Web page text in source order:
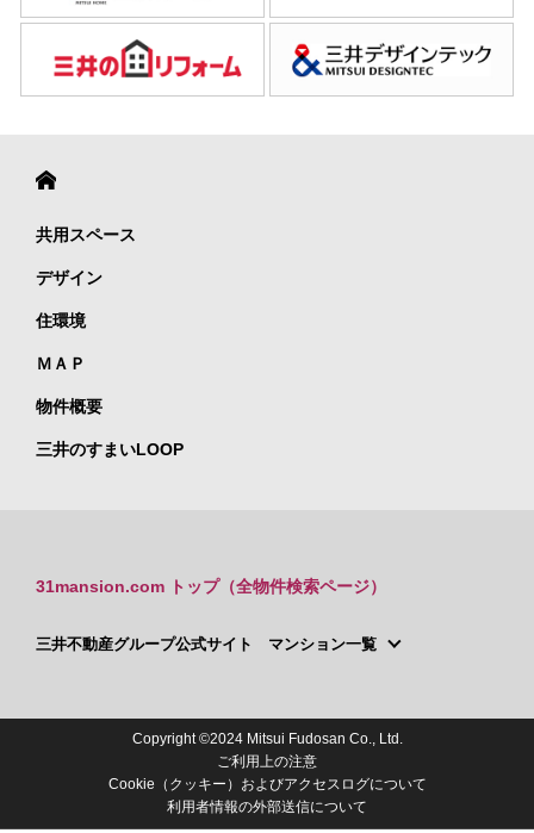
共用スペース
デザイン
住環境
ＭＡＰ
物件概要
三井のすまいLOOP
31mansion.com トップ（全物件検索ページ）
三井不動産グループ公式サイト マンション一覧
Copyright ©2024 Mitsui Fudosan Co., Ltd.
ご利用上の注意
Cookie（クッキー）およびアクセスログについて
利用者情報の外部送信について